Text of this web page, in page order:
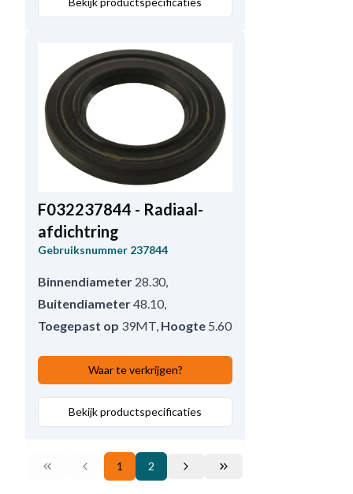
F032237844 - Radiaal-
afdichtring
Gebruiksnummer 237844
Binnendiameter 28.30,
Buitendiameter48.10,
Toegepast op 39MT, Hoogte 5.60
Waar te verkrijgen?
Bekijk productspecificaties
1 2